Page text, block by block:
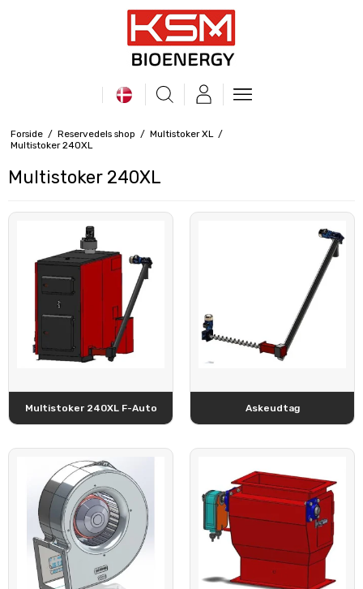
Forside / Reservedels shop / Multistoker XL /
Multistoker 240XL
Multistoker 240XL
Multistoker 240XL F-Auto Askeudtag